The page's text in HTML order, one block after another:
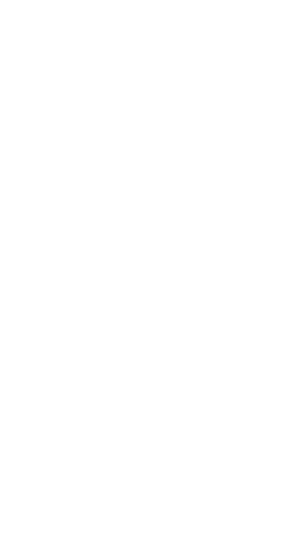
させていただ
了承ください。
です。
ありません。
です。
ず変更すること
1000ppm以下、
下、フタル酸ジブチ
、
貨物等」とい
可)を取得する
これらの製造装